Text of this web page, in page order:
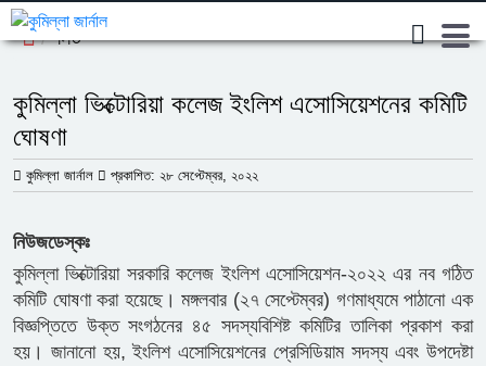
লিড
কুমিল্লা ভিক্টোরিয়া কলেজ ইংলিশ এসোসিয়েশনের কমিটি
ঘোষণা
কুমিল্লা জার্নাল প্রকাশিত: ২৮ সেপ্টেম্বর, ২০২২
নিউজডেস্কঃ
কুমিল্লা ভিক্টোরিয়া সরকারি কলেজ ইংলিশ এসোসিয়েশন-২০২২ এর নব গঠিত
কমিটি ঘোষণা করা হয়েছে। মঙ্গলবার (২৭ সেপ্টেম্বর) গণমাধ্যমে পাঠানো এক
বিজ্ঞপ্তিতে উক্ত সংগঠনের ৪৫ সদস্যবিশিষ্ট কমিটির তালিকা প্রকাশ করা
হয়। জানানো হয়, ইংলিশ এসোসিয়েশনের প্রেসিডিয়াম সদস্য এবং উপদেষ্টা